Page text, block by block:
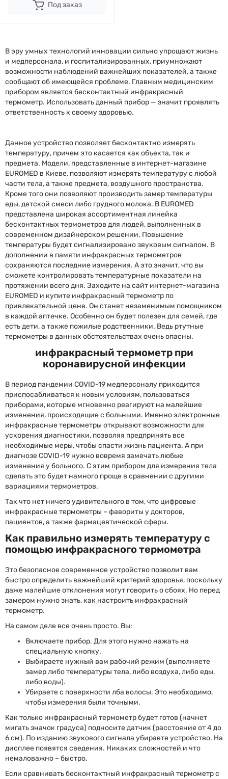
Под заказ
В эру умных технологий инновации сильно упрощают жизнь
и медперсонала, и госпитализированных, приумножают
возможности наблюдений важнейших показателей, а также
сообщают об имеющейся проблеме. Главным медицинским
прибором является бесконтактный инфракрасный
термометр. Использовать данный прибор — значит проявлять
ответственность к своему здоровью.
Данное устройство позволяет бесконтактно измерять
температуру, причем это касается как объекта, так и
предмета. Модели, представленные в интернет-магазине
EUROMED в Киеве, позволяют измерять температуру с любой
части тела, а также предмета, воздушного пространства.
Кроме того они позволяют производить замер температуры
еды, детской смеси либо грудного молока. В EUROMED
представлена широкая ассортиментная линейка
бесконтактных термометров для людей, выполненных в
современном дизайнерском решении. Повышение
температуры будет сигнализировано звуковым сигналом. В
дополнении в памяти инфракрасных термометров
сохраняются последние измерения. А это значит, что вы
сможете контролировать температурные показатели на
протяжении всего дня. Заходите на сайт интернет-магазина
EUROMED и купите инфракрасный термометр по
привлекательной цене. Он станет незаменимым помощником
в каждой аптечке. Особенно он будет полезен для семей, где
есть дети, а также пожилые родственники. Ведь ртутные
термометры в данных обстоятельствах очень опасны.
инфракрасный термометр при
коронавирусной инфекции
В период пандемии COVID-19 медперсоналу приходится
приспосабливаться к новым условиям, пользоваться
приборами, которые мгновенно реагируют на малейшие
изменения, происходящие с больными. Именно электронные
инфракрасные термометры открывают возможности для
ускорения диагностики, позволяя предпринять все
необходимые меры, чтобы спасти жизнь пациента. А при
диагнозе COVID-19 нужно вовремя замечать любые
изменения у больного. С этим прибором для измерения тела
сделать это будет намного проще в сравнении с другими
вариациями термометров.
Так что нет ничего удивительного в том, что цифровые
инфракрасные термометры – фавориты у докторов,
пациентов, а также фармацевтической сферы.
Как правильно измерять температуру с
помощью инфракрасного термометра
Это безопасное современное устройство позволит вам
быстро определить важнейший критерий здоровья, поскольку
даже малейшие отклонения могут говорить о сбоях. Но перед
замером нужно знать, как настроить инфракрасный
термометр.
На самом деле все очень просто. Вы:
Включаете прибор. Для этого нужно нажать на
специальную кнопку.
Выбираете нужный вам рабочий режим (выполняете
замер либо температуры тела, либо воздуха, либо еды,
либо воды).
Убираете с поверхности лба волосы. Это необходимо,
чтобы измерения были точными.
Как только инфракрасный термометр будет готов (начнет
мигать значок градуса) подносите датчик (расстояние от 4 до
6 см). По изданию звукового сигнала убираете устройство. На
дисплее появятся сведения. Никаких сложностей и что
немаловажно – быстро.
Если сравнивать бесконтактный инфракрасный термометр с